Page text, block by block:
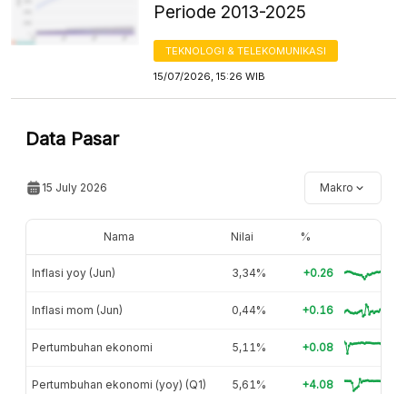
Periode 2013-2025
TEKNOLOGI & TELEKOMUNIKASI
15/07/2026, 15:26 WIB
Data Pasar
15 July 2026 Makro
Nama Nilai %
Inflasi yoy (Jun) 3,34% +0.26
Inflasi mom (Jun) 0,44% +0.16
Pertumbuhan ekonomi 5,11% +0.08
Pertumbuhan ekonomi (yoy) (Q1) 5,61% +4.08